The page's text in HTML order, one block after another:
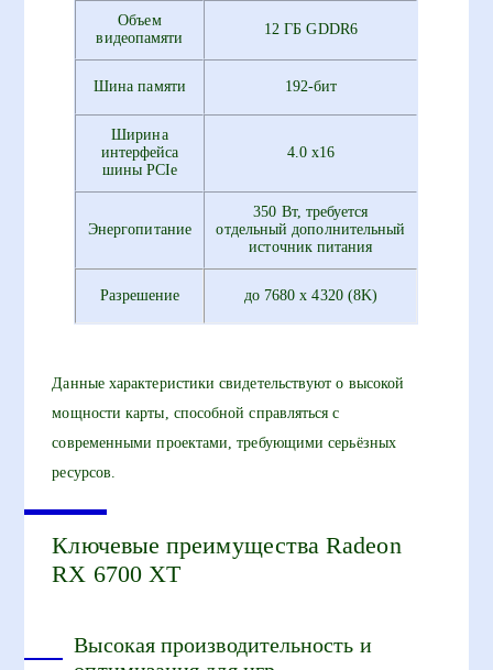
Объем
видеопамяти
12 ГБ GDDR6
Шина памяти 192-бит
Ширина
интерфейса
шины PCIe
4.0 x16
Энергопитание
350 Вт, требуется
отдельный дополнительный
источник питания
Разрешение до 7680 x 4320 (8K)
Данные характеристики свидетельствуют о высокой
мощности карты, способной справляться с
современными проектами, требующими серьёзных
ресурсов.
Ключевые преимущества Radeon
RX 6700 XT
Высокая производительность и